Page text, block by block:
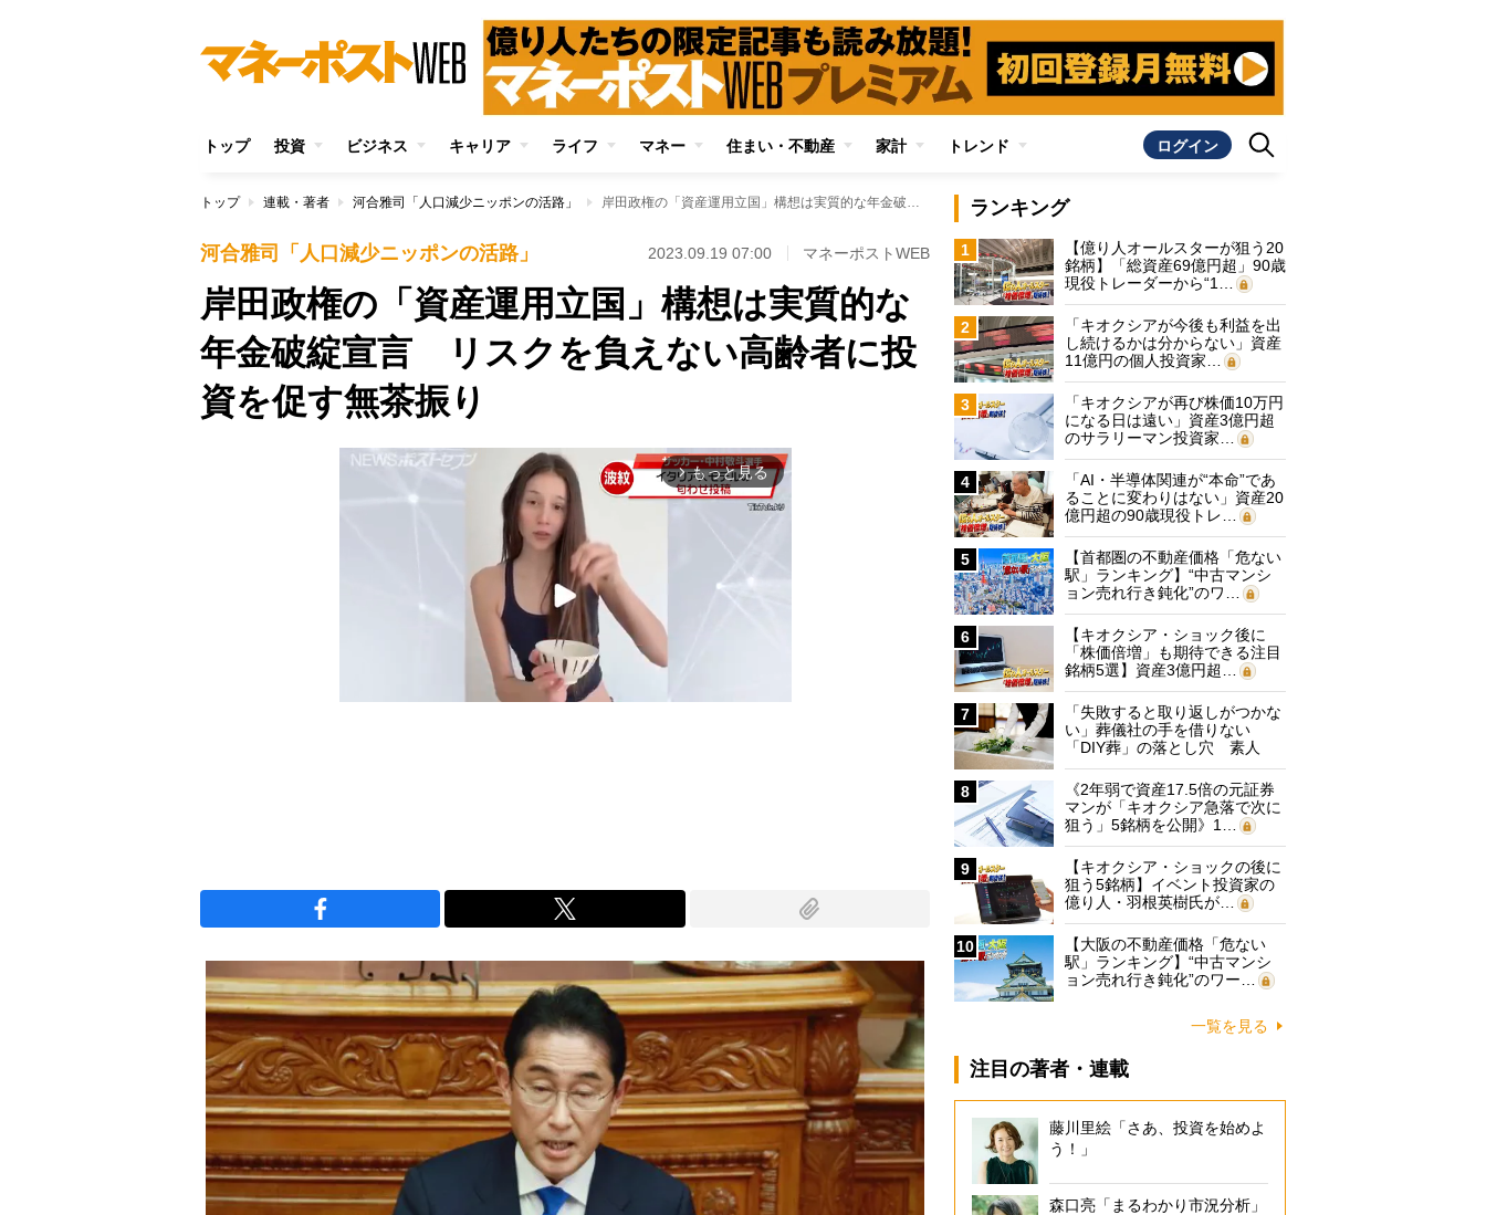
トップ 投資 ビジネス キャリア ライフ マネー 住まい・不動産 家計 トレンド ログイン
トップ 連載・著者 河合雅司「人口減少ニッポンの活路」 岸田政権の「資産運用立国」構想は実質的な年金破綻宣言 リスクを負えない高齢者に投資を促す無茶振り
河合雅司「人口減少ニッポンの活路」 2023.09.19 07:00 マネーポストWEB
岸田政権の「資産運用立国」構想は実質的な
年金破綻宣言 リスクを負えない高齢者に投
資を促す無茶振り
arrow_forward_ios もっと見る
ランキング
1
【億り人オールスターが狙う20
銘柄】「総資産69億円超」90歳
現役トレーダーから“1…
2
「キオクシアが今後も利益を出
し続けるかは分からない」資産
11億円の個人投資家…
3
「キオクシアが再び株価10万円
になる日は遠い」資産3億円超
のサラリーマン投資家…
4
「AI・半導体関連が“本命”であ
ることに変わりはない」資産20
億円超の90歳現役トレ…
5
【首都圏の不動産価格「危ない
駅」ランキング】“中古マンシ
ョン売れ行き鈍化”のワ…
6
【キオクシア・ショック後に
「株価倍増」も期待できる注目
銘柄5選】資産3億円超…
7
「失敗すると取り返しがつかな
い」葬儀社の手を借りない
「DIY葬」の落とし穴 素人
に…
8
《2年弱で資産17.5倍の元証券
マンが「キオクシア急落で次に
狙う」5銘柄を公開》1…
9
【キオクシア・ショックの後に
狙う5銘柄】イベント投資家の
億り人・羽根英樹氏が…
10
【大阪の不動産価格「危ない
駅」ランキング】“中古マンシ
ョン売れ行き鈍化”のワー…
一覧を見る
注目の著者・連載
藤川里絵「さあ、投資を始めよ
う！」
森口亮「まるわかり市況分析」